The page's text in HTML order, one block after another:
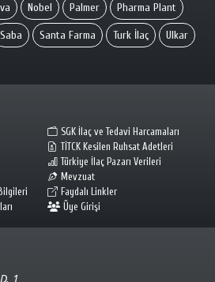
Nobel Palmer Pharma Plant
Saba Santa Farma Turk İlaç Ulkar
SGK İlaç ve Tedavi Harcamaları
TİTCK Kesilen Ruhsat Adetleri
Türkiye İlaç Pazarı Verileri
Mevzuat
Faydalı Linkler
Üye Girişi
1